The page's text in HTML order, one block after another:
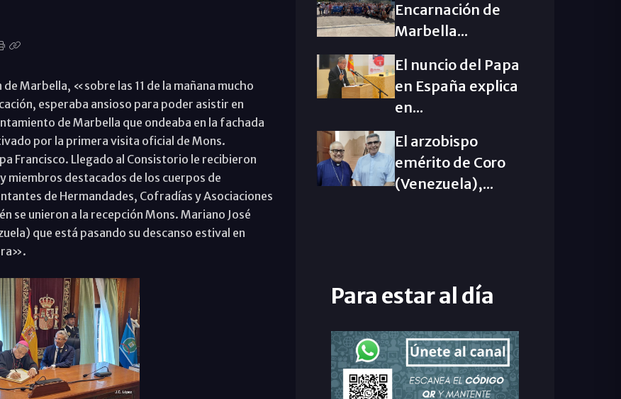
Marbella, «sobre las 11 de la mañana mucho
esperaba ansioso para poder asistir en
de Marbella que ondeaba en la fachada
por la primera visita oficial de Mons.
Francisco. Llegado al Consistorio le recibieron
miembros destacados de los cuerpos de
de Hermandades, Cofradías y Asociaciones
se unieron a la recepción Mons. Mariano José
que está pasando su descanso estival en
Encarnación de
Marbella...
El nuncio del Papa
en España explica
en...
El arzobispo
emérito de Coro
(Venezuela),...
Para estar al día